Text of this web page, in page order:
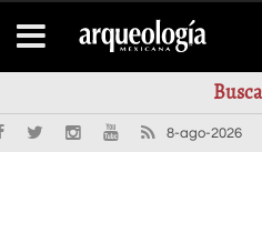
8-ago-2026